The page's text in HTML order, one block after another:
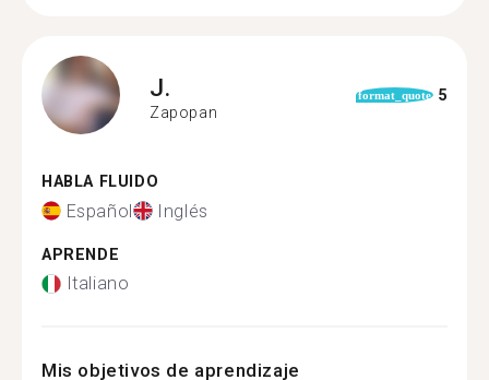
J.
Zapopan
format_quote 5
HABLA FLUIDO
Español Inglés
APRENDE
Italiano
Mis objetivos de aprendizaje